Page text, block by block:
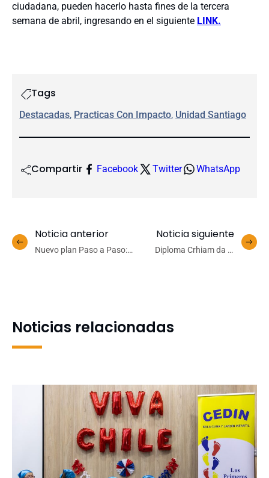
ciudadana, pueden hacerlo hasta fines de la tercera
semana de abril, ingresando en el siguiente LINK.
Tags
Destacadas, Practicas Con Impacto, Unidad Santiago
Compartir Facebook Twitter WhatsApp
Noticia anterior
Nuevo plan Paso a Paso:
Noticia siguiente
Diploma Crhiam da la
Noticias relacionadas